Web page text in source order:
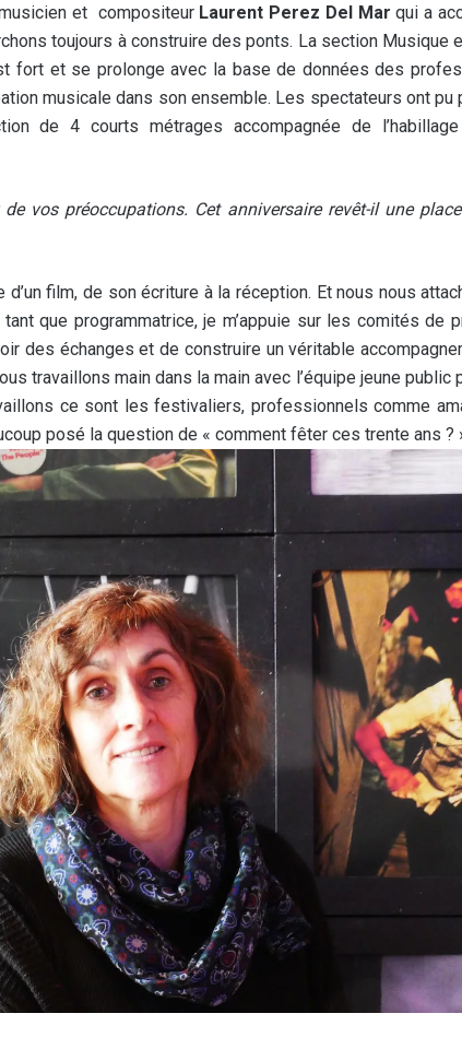
et compositeur Laurent Perez Del Mar qui a
toujours à construire des ponts. La section Musique
fort et se prolonge avec la base de données des
musicale dans son ensemble. Les spectateurs ont pu
de 4 courts métrages accompagnée de
vos préoccupations. Cet anniversaire revêt-il une
film, de son écriture à la réception. Et nous nous
que programmatrice, je m’appuie sur les comités de
des échanges et de construire un véritable
travaillons main dans la main avec l’équipe jeune public
ce sont les festivaliers, professionnels comme
posé la question de « comment fêter ces trente ans ?